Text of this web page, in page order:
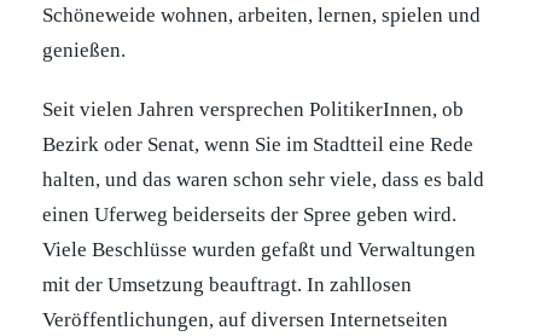
Schöneweide wohnen, arbeiten, lernen, spielen und
genießen.
Seit vielen Jahren versprechen PolitikerInnen, ob
Bezirk oder Senat, wenn Sie im Stadtteil eine Rede
halten, und das waren schon sehr viele, dass es bald
einen Uferweg beiderseits der Spree geben wird.
Viele Beschlüsse wurden gefaßt und Verwaltungen
mit der Umsetzung beauftragt. In zahllosen
Veröffentlichungen, auf diversen Internetseiten